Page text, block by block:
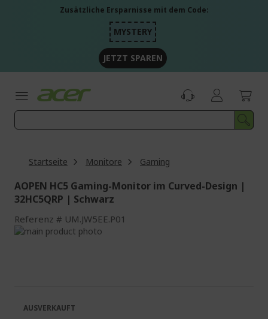
Zusätzliche Ersparnisse mit dem Code:
MYSTERY
JETZT SPAREN
Startseite Monitore Gaming
AOPEN HC5 Gaming-Monitor im Curved-Design |
32HC5QRP | Schwarz
Referenz UM.JW5EE.P01
Zum
AUSVERKAUFT